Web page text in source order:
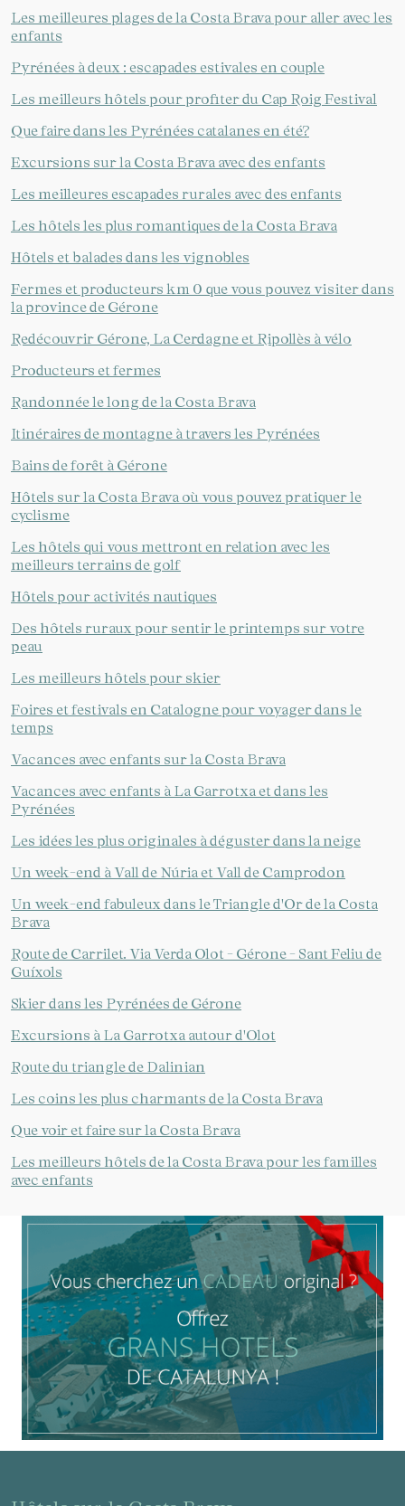
Les meilleures plages de la Costa Brava pour aller avec les
enfants
Pyrénées à deux : escapades estivales en couple
Les meilleurs hôtels pour profiter du Cap Roig Festival
Que faire dans les Pyrénées catalanes en été?
Excursions sur la Costa Brava avec des enfants
Les meilleures escapades rurales avec des enfants
Les hôtels les plus romantiques de la Costa Brava
Hôtels et balades dans les vignobles
Fermes et producteurs km 0 que vous pouvez visiter dans
la province de Gérone
Redécouvrir Gérone, La Cerdagne et Ripollès à vélo
Producteurs et fermes
Randonnée le long de la Costa Brava
Itinéraires de montagne à travers les Pyrénées
Bains de forêt à Gérone
Hôtels sur la Costa Brava où vous pouvez pratiquer le
cyclisme
Les hôtels qui vous mettront en relation avec les
meilleurs terrains de golf
Hôtels pour activités nautiques
Des hôtels ruraux pour sentir le printemps sur votre
peau
Les meilleurs hôtels pour skier
Foires et festivals en Catalogne pour voyager dans le
temps
Vacances avec enfants sur la Costa Brava
Vacances avec enfants à La Garrotxa et dans les
Pyrénées
Les idées les plus originales à déguster dans la neige
Un week-end à Vall de Núria et Vall de Camprodon
Un week-end fabuleux dans le Triangle d'Or de la Costa
Brava
Route de Carrilet. Via Verda Olot - Gérone - Sant Feliu de
Guíxols
Skier dans les Pyrénées de Gérone
Excursions à La Garrotxa autour d'Olot
Route du triangle de Dalinian
Les coins les plus charmants de la Costa Brava
Que voir et faire sur la Costa Brava
Les meilleurs hôtels de la Costa Brava pour les familles
avec enfants